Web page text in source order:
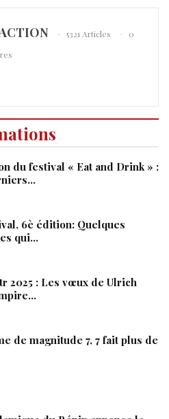
5321 Articles
0
du festival « Eat and Drink » :
6è édition: Quelques
qui…
2025 : Les vœux de Ulrich
de magnitude 7, 7 fait plus de